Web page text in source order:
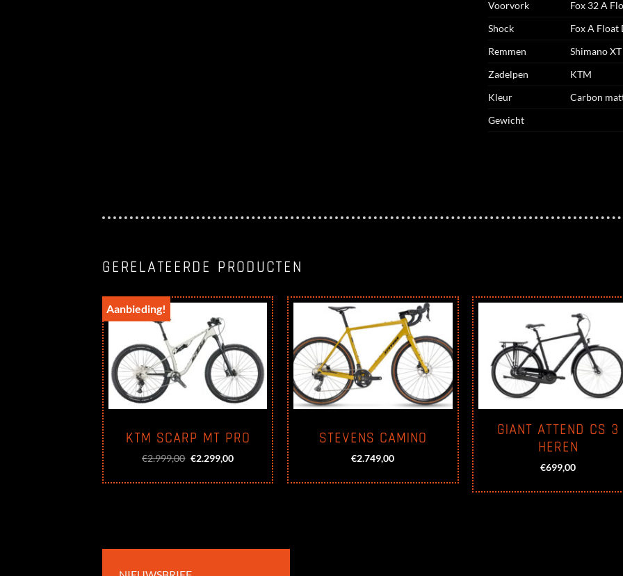
Voorvork
Fox 32 A
Shock
Fox A Float
Remmen
Shimano
Zadelpen
KTM
Kleur
Carbon
Gewicht
GERELATEERDE PRODUCTEN
Aanbieding!
KTM SCARP MT PRO
€2.999,00 Oorspronkelijke
€2.999,00.
€2.299,00Huidige
€2.299,00.
STEVENS CAMINO
€2.749,00
GIANT ATTEND CS 3
HEREN
€699,00